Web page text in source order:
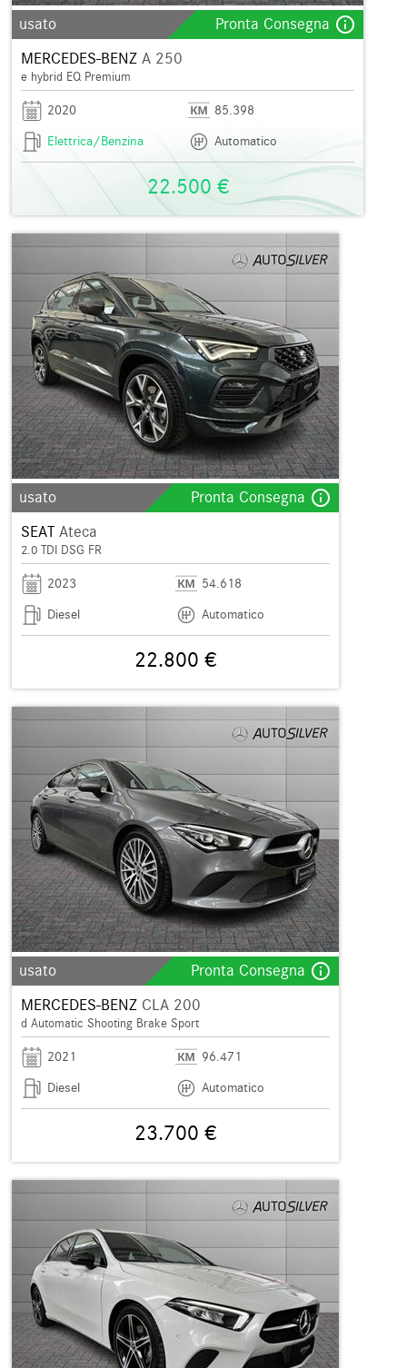
usato Pronta Consegna info_outline
MERCEDES-BENZ A 250
e hybrid EQ Premium
2020
85.398
Elettrica/Benzina
Automatico
22.500 €
usato Pronta Consegna info_outline
SEAT Ateca
2.0 TDI DSG FR
2023
54.618
Diesel
Automatico
22.800 €
usato Pronta Consegna info_outline
MERCEDES-BENZ CLA 200
d Automatic Shooting Brake Sport
2021
96.471
Diesel
Automatico
23.700 €